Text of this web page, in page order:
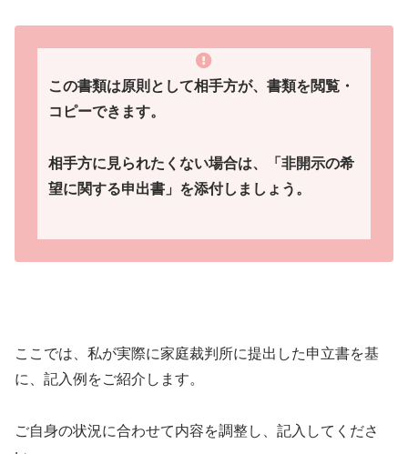
この書類は原則として相手方が、書類を閲覧・
コピーできます。
相手方に見られたくない場合は、「非開示の希
望に関する申出書」を添付しましょう。
ここでは、私が実際に家庭裁判所に提出した申立書を基
に、記入例をご紹介します。
ご自身の状況に合わせて内容を調整し、記入してくださ